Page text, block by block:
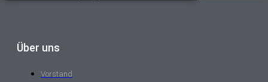
Über uns
Vorstand